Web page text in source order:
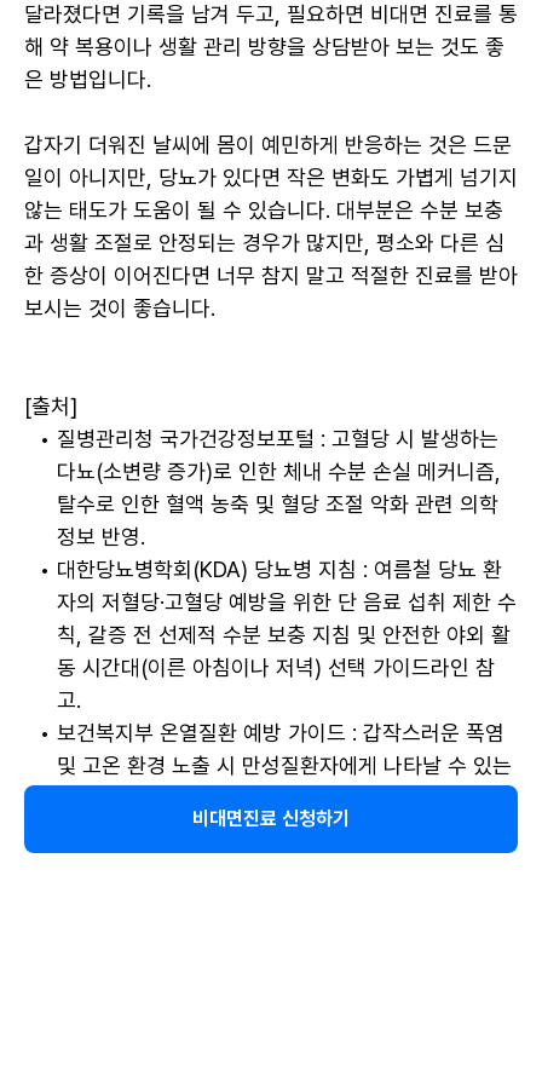
달라졌다면 기록을 남겨 두고, 필요하면 비대면 진료를 통
해 약 복용이나 생활 관리 방향을 상담받아 보는 것도 좋
은 방법입니다.
갑자기 더워진 날씨에 몸이 예민하게 반응하는 것은 드문
일이 아니지만, 당뇨가 있다면 작은 변화도 가볍게 넘기지
않는 태도가 도움이 될 수 있습니다. 대부분은 수분 보충
과 생활 조절로 안정되는 경우가 많지만, 평소와 다른 심
한 증상이 이어진다면 너무 참지 말고 적절한 진료를 받아
보시는 것이 좋습니다.
[출처]
질병관리청 국가건강정보포털 : 고혈당 시 발생하는
다뇨(소변량 증가)로 인한 체내 수분 손실 메커니즘,
탈수로 인한 혈액 농축 및 혈당 조절 악화 관련 의학
정보 반영.
대한당뇨병학회(KDA) 당뇨병 지침 : 여름철 당뇨 환
자의 저혈당·고혈당 예방을 위한 단 음료 섭취 제한 수
칙, 갈증 전 선제적 수분 보충 지침 및 안전한 야외 활
동 시간대(이른 아침이나 저녁) 선택 가이드라인 참
고.
보건복지부 온열질환 예방 가이드 : 갑작스러운 폭염
및 고온 환경 노출 시 만성질환자에게 나타날 수 있는
양상 및 응급 상황 시 대면 진료 가이드라인 지침 참
비대면진료 신청하기